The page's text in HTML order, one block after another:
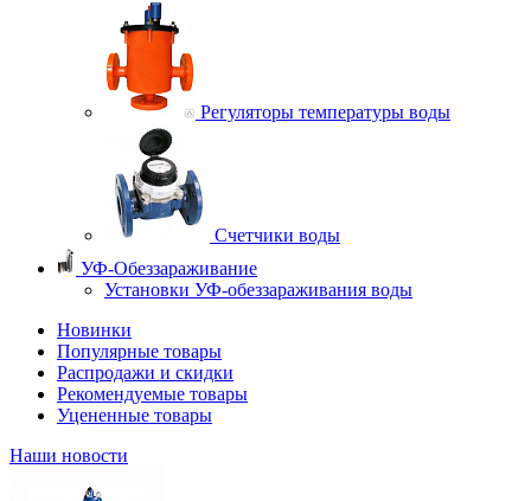
Регуляторы температуры воды
Счетчики воды
УФ-Обеззараживание
Установки УФ-обеззараживания воды
Новинки
Популярные товары
Распродажи и скидки
Рекомендуемые товары
Уцененные товары
Наши новости